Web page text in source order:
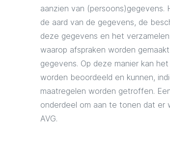
aanzien van (persoons)gegevens.
de aard van de gegevens, de
deze gegevens en het
waarop afspraken worden
gegevens. Op deze manier kan
worden beoordeeld en kunnen,
maatregelen worden getroffen.
onderdeel om aan te tonen dat er
AVG.